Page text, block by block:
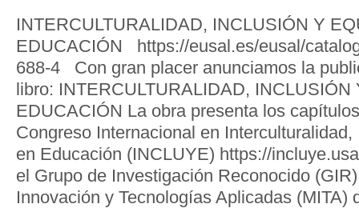
INTERCULTURALIDAD, INCLUSIÓN Y
EDUCACIÓN https://eusal.es/eusal/
688-4 Con gran placer anunciamos la
libro: INTERCULTURALIDAD, INCLUSIÓN
EDUCACIÓN La obra presenta los
Congreso Internacional en
en Educación (INCLUYE) https://
el Grupo de Investigación Reconocido
Innovación y Tecnologías Aplicadas